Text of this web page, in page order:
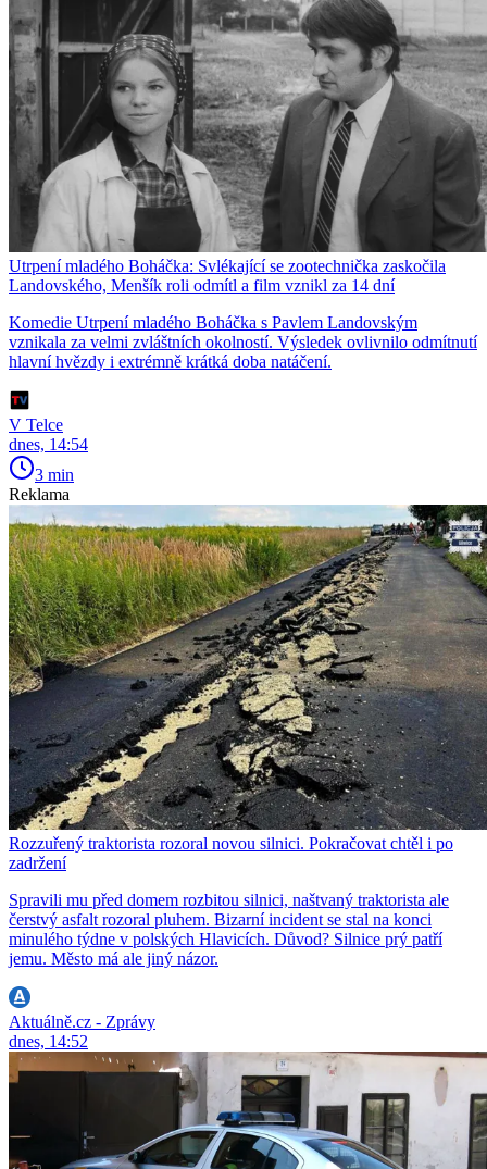
Utrpení mladého Boháčka: Svlékající se zootechnička zaskočila
Landovského, Menšík roli odmítl a film vznikl za 14 dní
Komedie Utrpení mladého Boháčka s Pavlem Landovským
vznikala za velmi zvláštních okolností. Výsledek ovlivnilo odmítnutí
hlavní hvězdy i extrémně krátká doba natáčení.
V Telce
dnes, 14:54
3 min
Reklama
Rozzuřený traktorista rozoral novou silnici. Pokračovat chtěl i po
zadržení
Spravili mu před domem rozbitou silnici, naštvaný traktorista ale
čerstvý asfalt rozoral pluhem. Bizarní incident se stal na konci
minulého týdne v polských Hlavicích. Důvod? Silnice prý patří
jemu. Město má ale jiný názor.
Aktuálně.cz - Zprávy
dnes, 14:52